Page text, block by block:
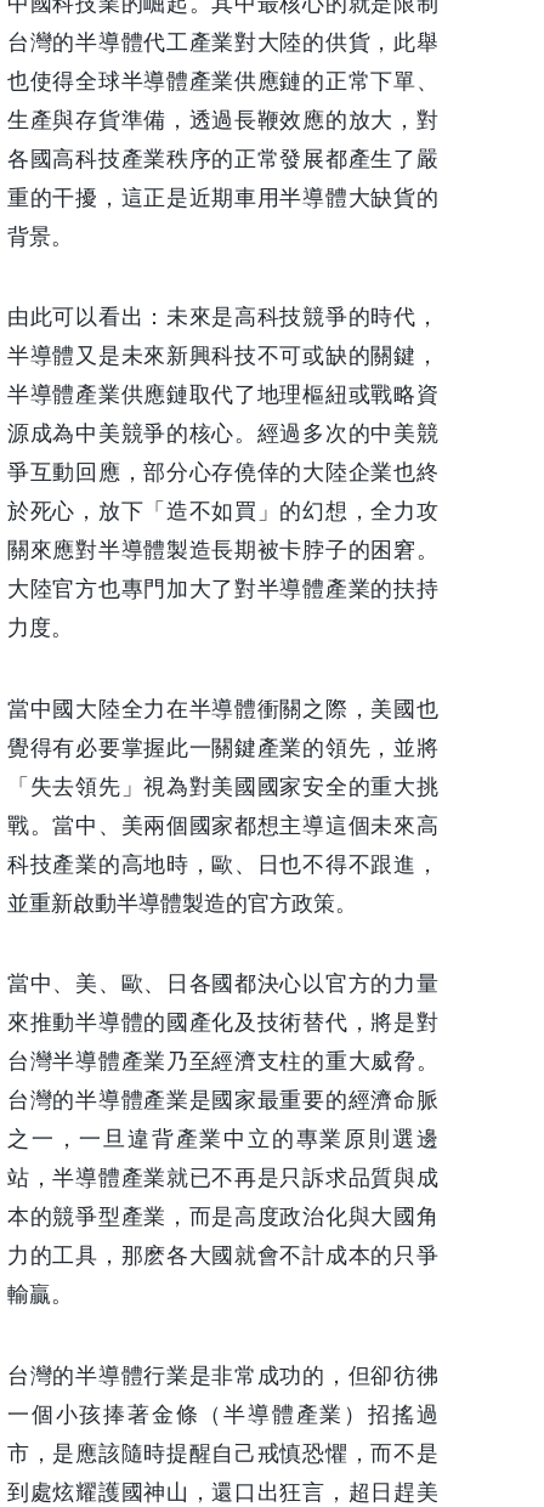
台灣的半導體代工產業對大陸的供貨，此舉
也使得全球半導體產業供應鏈的正常下單、
生產與存貨準備，透過長鞭效應的放大，對
各國高科技產業秩序的正常發展都產生了嚴
重的干擾，這正是近期車用半導體大缺貨的
背景。
由此可以看出：未來是高科技競爭的時代，
半導體又是未來新興科技不可或缺的關鍵，
半導體產業供應鏈取代了地理樞紐或戰略資
源成為中美競爭的核心。經過多次的中美競
爭互動回應，部分心存僥倖的大陸企業也終
於死心，放下「造不如買」的幻想，全力攻
關來應對半導體製造長期被卡脖子的困窘。
大陸官方也專門加大了對半導體產業的扶持
力度。
當中國大陸全力在半導體衝關之際，美國也
覺得有必要掌握此一關鍵產業的領先，並將
「失去領先」視為對美國國家安全的重大挑
戰。當中、美兩個國家都想主導這個未來高
科技產業的高地時，歐、日也不得不跟進，
並重新啟動半導體製造的官方政策。
當中、美、歐、日各國都決心以官方的力量
來推動半導體的國產化及技術替代，將是對
台灣半導體產業乃至經濟支柱的重大威脅。
台灣的半導體產業是國家最重要的經濟命脈
之一，一旦違背產業中立的專業原則選邊
站，半導體產業就已不再是只訴求品質與成
本的競爭型產業，而是高度政治化與大國角
力的工具，那麽各大國就會不計成本的只爭
輸贏。
台灣的半導體行業是非常成功的，但卻彷彿
一個小孩捧著金條（半導體產業）招搖過
市，是應該隨時提醒自己戒慎恐懼，而不是
到處炫耀護國神山，還口出狂言，超日趕美